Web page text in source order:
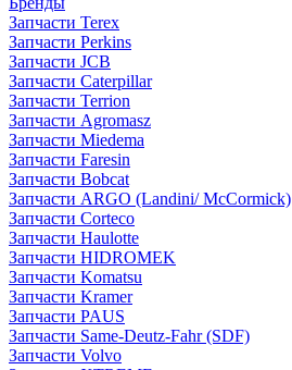
Запчасти Terex
Запчасти Perkins
Запчасти JCB
Запчасти Caterpillar
Запчасти Terrion
Запчасти Agromasz
Запчасти Miedema
Запчасти Faresin
Запчасти Bobcat
Запчасти ARGO (Landini/ McCormick)
Запчасти Corteco
Запчасти Haulotte
Запчасти HIDROMEK
Запчасти Komatsu
Запчасти Kramer
Запчасти PAUS
Запчасти Same-Deutz-Fahr (SDF)
Запчасти Volvo